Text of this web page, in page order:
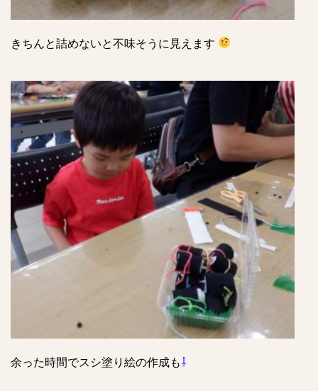
きちんと詰めないと不味そうに見えます
余った時間でスシ塗り絵の作成も⇩